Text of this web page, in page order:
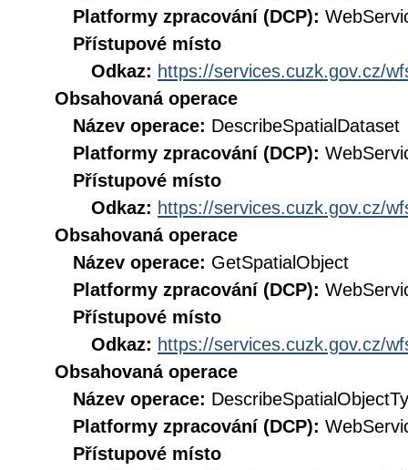
Platformy zpracování (DCP):
Přístupové místo
Odkaz: https://services.cuzk.gov.cz/
Obsahovaná operace
Název operace: DescribeSpatialDataset
Platformy zpracování (DCP):
Přístupové místo
Odkaz: https://services.cuzk.gov.cz/
Obsahovaná operace
Název operace: GetSpatialObject
Platformy zpracování (DCP):
Přístupové místo
Odkaz: https://services.cuzk.gov.cz/
Obsahovaná operace
Název operace:
Platformy zpracování (DCP):
Přístupové místo